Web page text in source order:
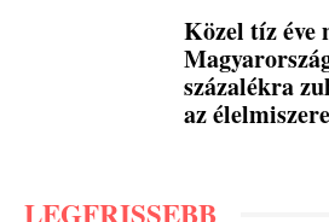
Közel tíz éve
százalékra
az
LEGFRISSEBB